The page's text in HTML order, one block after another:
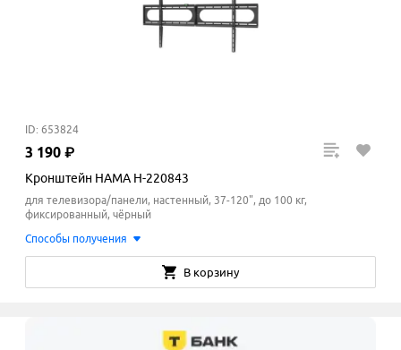
ID: 653824
3 190 ₽
Кронштейн HAMA H-220843
для телевизора/панели, настенный, 37-120", до 100 кг,
фиксированный, чёрный
Способы получения
В корзину